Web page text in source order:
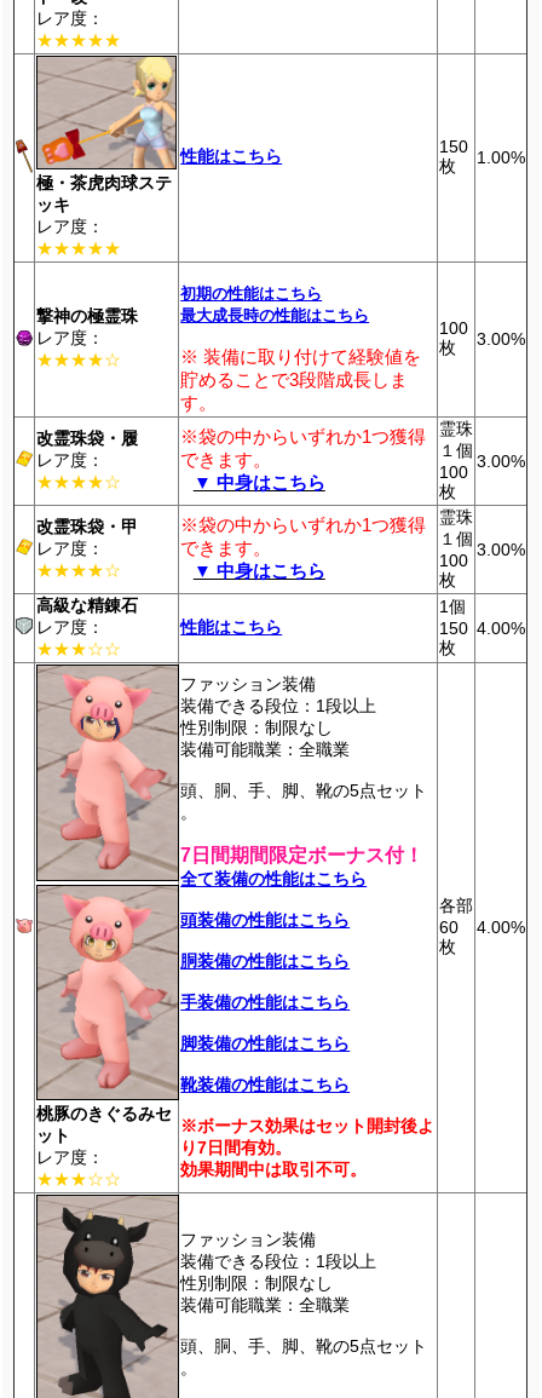
レア度：
★★★★★
極・茶虎肉球ステ
ッキ
レア度：
★★★★★
性能はこちら
150
枚
1.00%
撃神の極霊珠
レア度：
★★★★☆
初期の性能はこちら
最大成長時の性能はこちら
※ 装備に取り付けて経験値を
貯めることで3段階成長しま
す。
100
枚
3.00%
改霊珠袋・履
レア度：
★★★★☆
※袋の中からいずれか1つ獲得
できます。
▼ 中身はこちら
霊珠
１個
100
枚
3.00%
改霊珠袋・甲
レア度：
★★★★☆
※袋の中からいずれか1つ獲得
できます。
▼ 中身はこちら
霊珠
１個
100
枚
3.00%
高級な精錬石
レア度：
★★★☆☆
性能はこちら
1個
150
枚
4.00%
桃豚のきぐるみセ
ット
レア度：
★★★☆☆
ファッション装備
装備できる段位：1段以上
性別制限：制限なし
装備可能職業：全職業
頭、胴、手、脚、靴の5点セット
。
7日間期間限定ボーナス付！
全て装備の性能はこちら
頭装備の性能はこちら
胴装備の性能はこちら
手装備の性能はこちら
脚装備の性能はこちら
靴装備の性能はこちら
※ボーナス効果はセット開封後よ
り7日間有効。
効果期間中は取引不可。
各部
60
枚
4.00%
ファッション装備
装備できる段位：1段以上
性別制限：制限なし
装備可能職業：全職業
頭、胴、手、脚、靴の5点セット
。